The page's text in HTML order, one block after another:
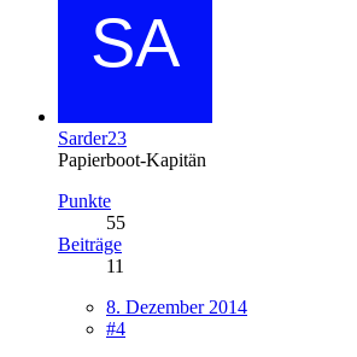
Sarder23
Papierboot-Kapitän
Punkte
55
Beiträge
11
8. Dezember 2014
#4